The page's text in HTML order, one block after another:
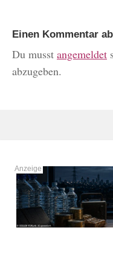
Einen Kommentar
Du musst angemeldet
abzugeben.